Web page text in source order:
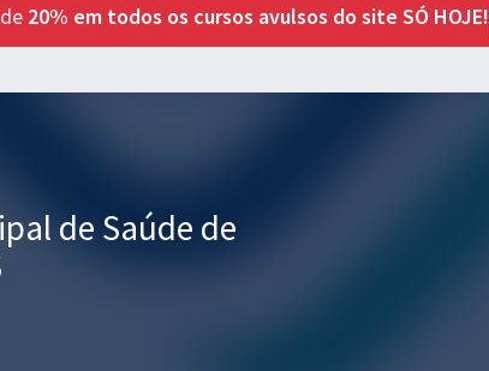
20% em todos os cursos avulsos do site SÓ HOJE!
de Saúde de